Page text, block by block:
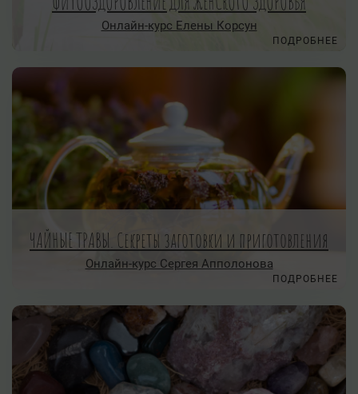
Онлайн-курс Елены Корсун
ПОДРОБНЕЕ
ЧАЙНЫЕ ТРАВЫ. Секреты заготовки и приготовления
Онлайн-курс Сергея Апполонова
ПОДРОБНЕЕ